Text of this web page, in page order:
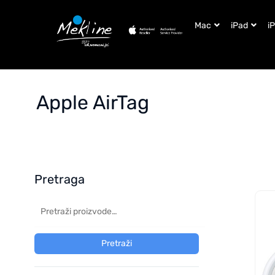
Mac iPad
Apple AirTag
Pretraga
Pretraži